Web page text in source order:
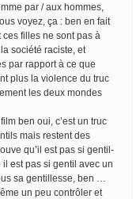
par / aux hommes,
voyez, ça : ben en fait
ces filles ne sont pas à
société raciste, et
par rapport à ce que
plus la violence du truc
les deux mondes
ben oui, c’est un truc
mais restent des
qu’il est pas si gentil-
est pas si gentil avec un
sa gentillesse, ben …
un peu contrôler et